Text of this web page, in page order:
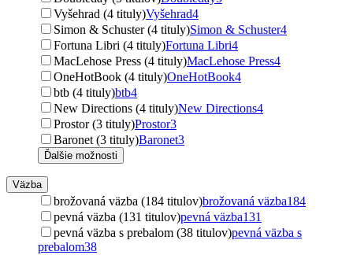
Vyšehrad (4 tituly)Vyšehrad4
Simon & Schuster (4 tituly)Simon & Schuster4
Fortuna Libri (4 tituly)Fortuna Libri4
MacLehose Press (4 tituly)MacLehose Press4
OneHotBook (4 tituly)OneHotBook4
btb (4 tituly)btb4
New Directions (4 tituly)New Directions4
Prostor (3 tituly)Prostor3
Baronet (3 tituly)Baronet3
Ďalšie možnosti
Väzba
brožovaná väzba (184 titulov)brožovaná väzba184
pevná väzba (131 titulov)pevná väzba131
pevná väzba s prebalom (38 titulov)pevná väzba s
prebalom38